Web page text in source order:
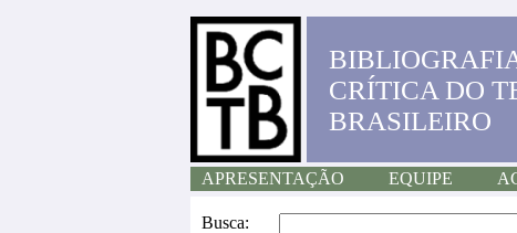
CRÍTICA DO
BRASILEIRO
APRESENTAÇÃO EQUIPE
Busca: